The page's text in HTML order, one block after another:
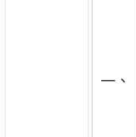
一、